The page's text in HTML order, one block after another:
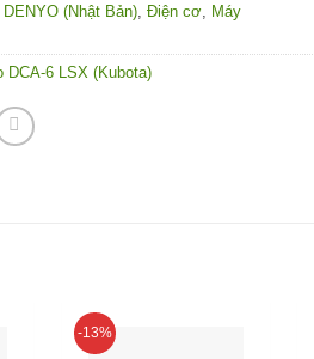
(Nhật Bản) Điện cơ
Máy
DCA-6 LSX (Kubota)
-13%